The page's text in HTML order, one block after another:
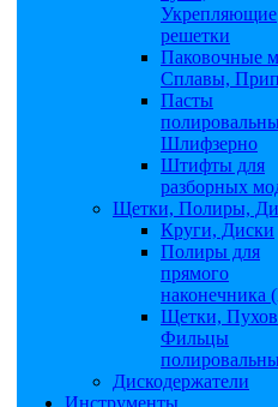
Укрепляющие
решетки
Паковочные
Сплавы,
Пасты
Шлифзерно
Штифты для
разборных
Щетки, Полиры,
Круги, Диски
Полиры для
прямого
наконечника
Щетки,
Фильцы
Дискодержатели
Инструменты